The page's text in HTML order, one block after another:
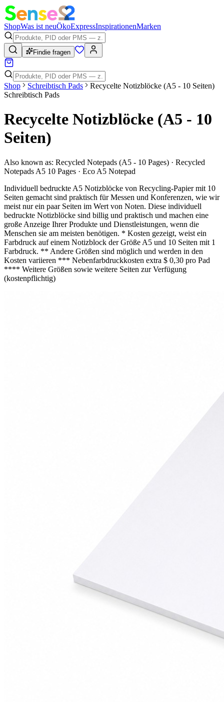
ShopWas ist neuÖkoExpressInspirationenMarken
Findie fragen
Shop Schreibtisch Pads
Recycelte Notizblöcke (A5 - 10 Seiten)
Schreibtisch Pads
Recycelte Notizblöcke (A5 - 10
Seiten)
Also known as: Recycled Notepads (A5 - 10 Pages) · Recycled
Notepads A5 10 Pages · Eco A5 Notepad
Individuell bedruckte A5 Notizblöcke von Recycling-Papier mit 10
Seiten gemacht sind praktisch für Messen und Konferenzen, wie wir
meist nur ein paar Seiten im Wert von Noten. Diese individuell
bedruckte Notizblöcke sind billig und praktisch und machen eine
große Anzeige Ihrer Produkte und Dienstleistungen, wenn die
Menschen sie am meisten benötigen. * Kosten gezeigt, weist ein
Farbdruck auf einem Notizblock der Größe A5 und 10 Seiten mit 1
Farbdruck. ** Andere Größen sind möglich und werden in den
Kosten variieren *** Nebenfarbdruckkosten extra $ 0,30 pro Pad
**** Weitere Größen sowie weitere Seiten zur Verfügung
(kostenpflichtig)